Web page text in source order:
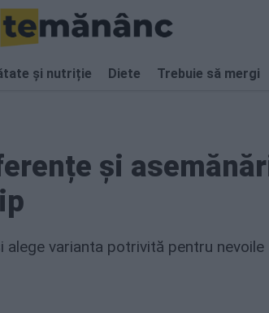
și nutriție Diete Trebuie să mergi
și
varianta potrivită pentru nevoile